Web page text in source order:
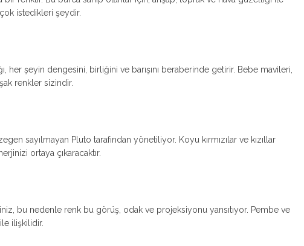
istedikleri şeydir.
her şeyin dengesini, birliğini ve barışını beraberinde getirir. Bebe mavileri,
renkler sizindir.
sayılmayan Pluto tarafından yönetiliyor. Koyu kırmızılar ve kızıllar
ortaya çıkaracaktır.
bu nedenle renk bu görüş, odak ve projeksiyonu yansıtıyor. Pembe ve
ilişkilidir.